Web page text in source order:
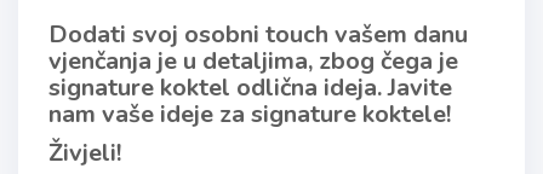
Dodati svoj osobni touch vašem danu
vjenčanja je u detaljima, zbog čega je
signature koktel odlična ideja. Javite
nam vaše ideje za signature koktele!
Živjeli!